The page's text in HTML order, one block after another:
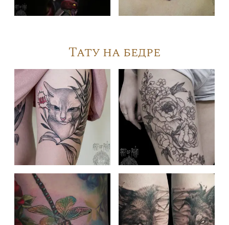
Тату на бедре